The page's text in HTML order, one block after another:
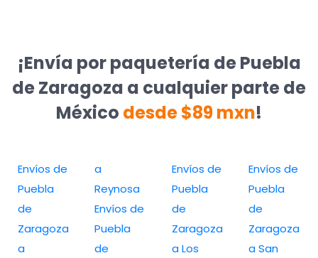
¡Envía por paquetería de Puebla
de Zaragoza a cualquier parte de
México desde $89 mxn!
Envíos de
Puebla
de
Zaragoza
a
a
Reynosa
Envíos de
Puebla
de
Envíos de
Puebla
de
Zaragoza
a Los
Envíos de
Puebla
de
Zaragoza
a San